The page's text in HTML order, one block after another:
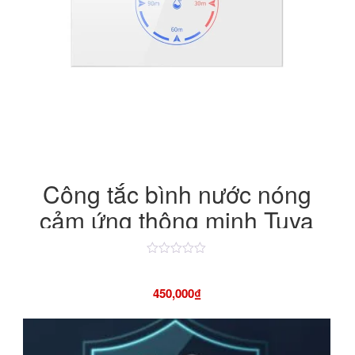
Công tắc bình nước nóng
cảm ứng thông minh Tuya
WiFi 20A/4400W
4.50
sao
450,000₫